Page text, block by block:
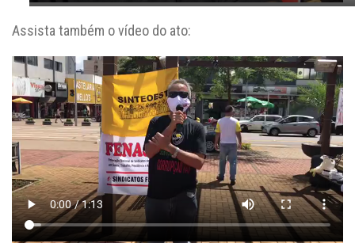
Assista também o vídeo do ato: